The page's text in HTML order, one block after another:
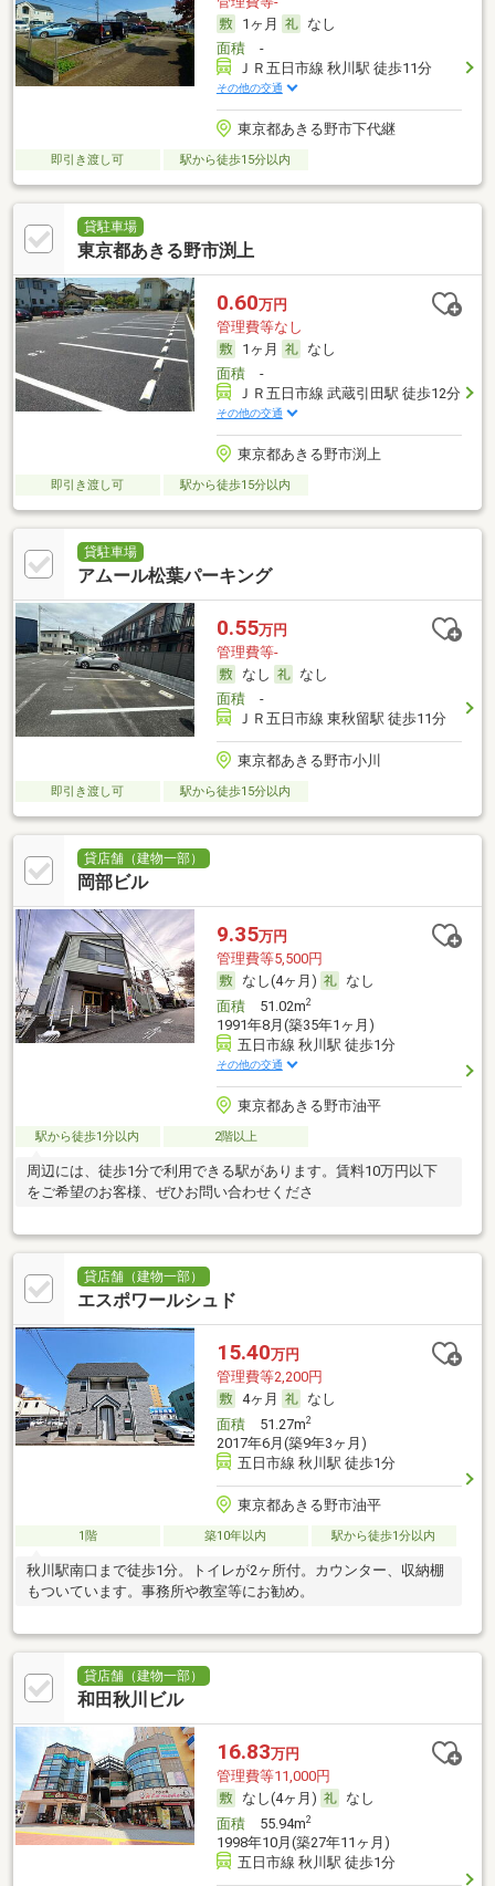
1ヶ月
なし
面積-
ＪＲ五日市線 秋川駅 徒歩11分
その他の交通
東京都あきる野市下代継
即引き渡し可 駅から徒歩15分以内
貸駐車場
東京都あきる野市渕上
0.60万円
管理費等なし
1ヶ月
なし
面積-
ＪＲ五日市線 武蔵引田駅 徒歩12分
その他の交通
東京都あきる野市渕上
即引き渡し可 駅から徒歩15分以内
貸駐車場
アムール松葉パーキング
0.55万円
管理費等-
なし
なし
面積-
ＪＲ五日市線 東秋留駅 徒歩11分
東京都あきる野市小川
即引き渡し可 駅から徒歩15分以内
貸店舗（建物一部）
岡部ビル
9.35万円
管理費等5,500円
なし(4ヶ月)
なし
面積51.02m2
1991年8月(築35年1ヶ月)
五日市線 秋川駅 徒歩1分
その他の交通
東京都あきる野市油平
駅から徒歩1分以内 2階以上
周辺には、徒歩1分で利用できる駅があります。賃料10万円以下
をご希望のお客様、ぜひお問い合わせくださ
貸店舗（建物一部）
エスポワールシュド
15.40万円
管理費等2,200円
4ヶ月
なし
面積51.27m2
2017年6月(築9年3ヶ月)
五日市線 秋川駅 徒歩1分
東京都あきる野市油平
1階 築10年以内 駅から徒歩1分以内
秋川駅南口まで徒歩1分。トイレが2ヶ所付。カウンター、収納棚
もついています。事務所や教室等にお勧め。
貸店舗（建物一部）
和田秋川ビル
16.83万円
管理費等11,000円
なし(4ヶ月)
なし
面積55.94m2
1998年10月(築27年11ヶ月)
五日市線 秋川駅 徒歩1分